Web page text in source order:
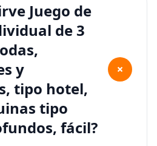
Juego de
de 3
y
tipo hotel,
tipo
fácil?
+